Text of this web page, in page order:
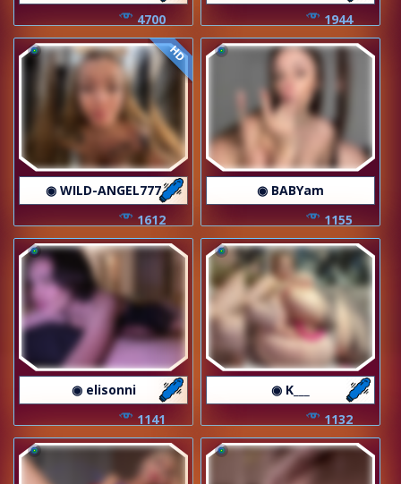
4700
1944
HD
◉ WILD-ANGEL777
1612
◉ BABYam
1155
◉ elisonni
1141
◉ K___
1132